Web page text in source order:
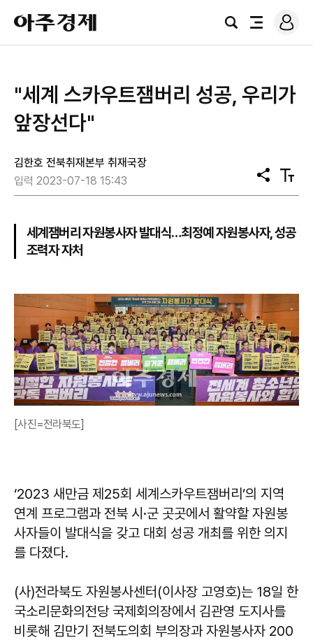
아
주
경
검
전
로
그
"세계 스카우트잼버리 성공, 우리가
앞장선다"
김한호 전북취재본부 취재국장
입력 2023-07-18 15:43
공
유
텍
스
기
세계잼버리 자원봉사자 발대식…최정예 자원봉사자, 성공
조력자 자처
[사진=전라북도]
‘2023 새만금 제25회 세계스카우트잼버리’의 지역
연계 프로그램과 전북 시·군 곳곳에서 활약할 자원봉
사자들이 발대식을 갖고 대회 성공 개최를 위한 의지
를 다졌다.
(사)전라북도 자원봉사센터(이사장 고영호)는 18일 한
국소리문화의전당 국제회의장에서 김관영 도지사를
비롯해 김만기 전북도의회 부의장과 자원봉사자 200